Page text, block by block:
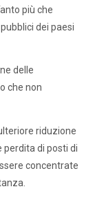
più che
dei paesi
delle
che non
riduzione
perdita di posti di
concentrate